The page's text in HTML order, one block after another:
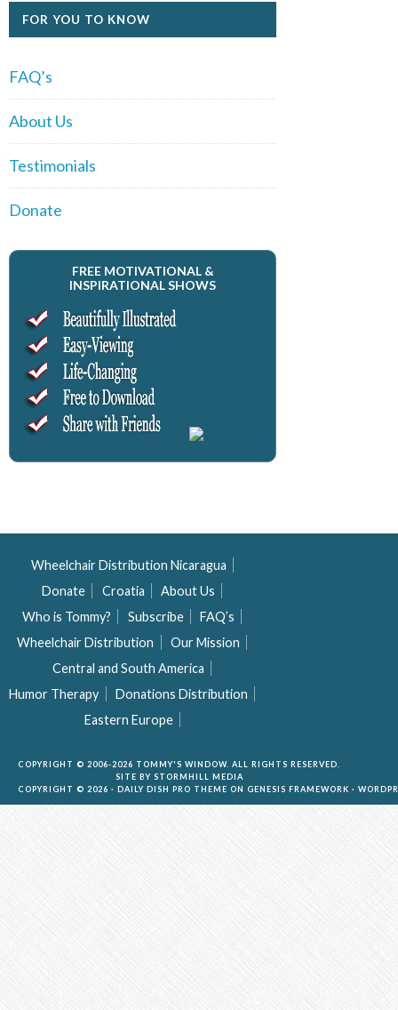
FOR YOU TO KNOW
FAQ’s
About Us
Testimonials
Donate
FREE MOTIVATIONAL &
INSPIRATIONAL SHOWS
Wheelchair Distribution Nicaragua
Donate
Croatia
About Us
Who is Tommy?
Subscribe
FAQ’s
Wheelchair Distribution
Our Mission
Central and South America
Humor Therapy
Donations Distribution
Eastern Europe
COPYRIGHT © 2006-2026 TOMMY'S WINDOW. ALL RIGHTS RESERVED.
SITE BY STORMHILL MEDIA
COPYRIGHT © 2026 ·
DAILY DISH PRO THEME ON GENESIS FRAMEWORK ·